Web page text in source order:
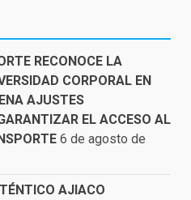
RECONOCE LA
CORPORAL EN
AJUSTES
EL ACCESO AL
6 de agosto de
AJIACO